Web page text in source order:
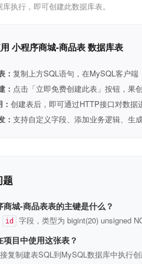
执行，即可创建此数据库表。
小程序商城-商品表 数据库表
： 复制上方SQL语句，在MySQL客户
： 点击「立即免费创建此表」按钮，果
创建表后，即可通过HTTP接口对数据
： 支持自定义字段、添加业务逻辑、生
题
商城-商品表表的主键是什么？
id 字段，类型为 bigint(20) unsigned
项目中使用这张表？
复制建表SQL到MySQL数据库中执行